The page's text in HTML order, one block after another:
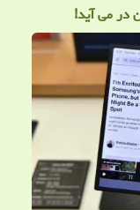
در می آید!